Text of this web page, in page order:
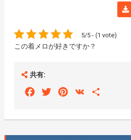
5/5 - (1 vote)
この着メロが好きですか？
共有:
FacebookTwitterPinterest
VK